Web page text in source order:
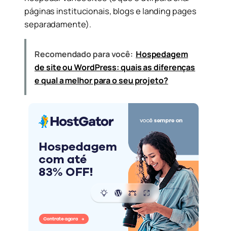
páginas institucionais, blogs e landing pages
separadamente).
Recomendado para você: Hospedagem
de site ou WordPress: quais as diferenças
e qual a melhor para o seu projeto?